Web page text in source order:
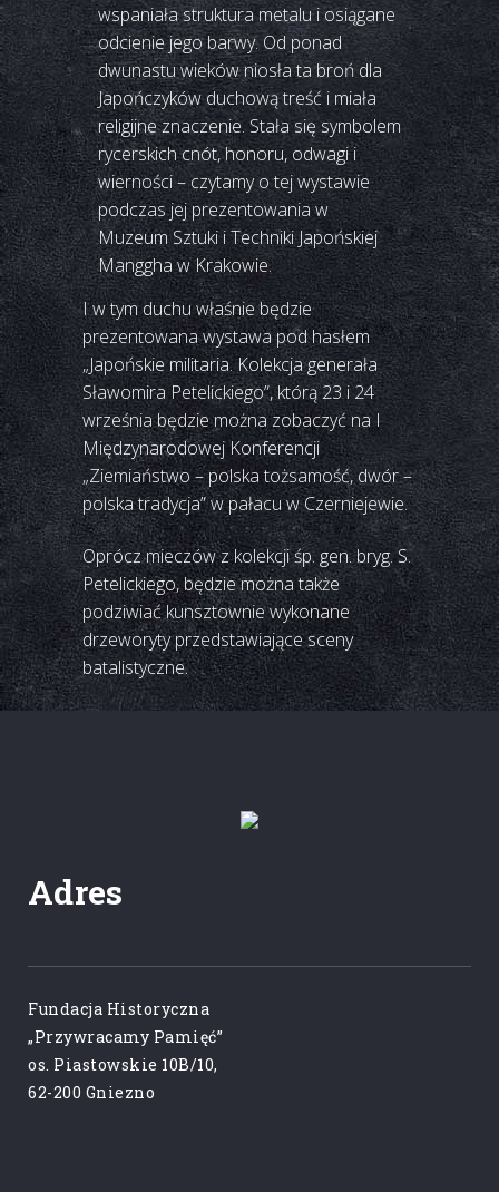
wspaniała struktura metalu i osiągane
odcienie jego barwy. Od ponad
dwunastu wieków niosła ta broń dla
Japończyków duchową treść i miała
religijne znaczenie. Stała się symbolem
rycerskich cnót, honoru, odwagi i
wierności – czytamy o tej wystawie
podczas jej prezentowania w
Muzeum Sztuki i Techniki Japońskiej
Manggha w Krakowie.
I w tym duchu właśnie będzie
prezentowana wystawa pod hasłem
„Japońskie militaria. Kolekcja generała
Sławomira Petelickiego”, którą 23 i 24
września będzie można zobaczyć na I
Międzynarodowej Konferencji
„Ziemiaństwo – polska tożsamość, dwór –
polska tradycja” w pałacu w Czerniejewie.
Oprócz mieczów z kolekcji śp. gen. bryg. S.
Petelickiego, będzie można także
podziwiać kunsztownie wykonane
drzeworyty przedstawiające sceny
batalistyczne.
Adres
Fundacja Historyczna
„Przywracamy Pamięć”
os. Piastowskie 10B/10,
62-200 Gniezno